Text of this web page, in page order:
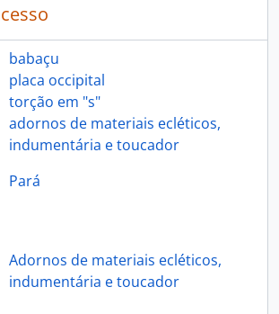
babaçu
placa occipital
torção em "s"
adornos de materiais ecléticos,
indumentária e toucador
Pará
Adornos de materiais ecléticos,
indumentária e toucador